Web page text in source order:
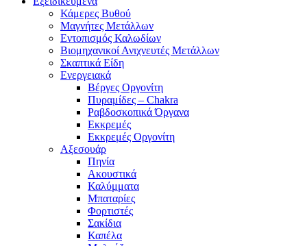
Κάμερες Βυθού
Μαγνήτες Μετάλλων
Εντοπισμός Καλωδίων
Βιομηχανικοί Ανιχνευτές Μετάλλων
Σκαπτικά Είδη
Ενεργειακά
Βέργες Οργονίτη
Πυραμίδες – Chakra
Ραβδοσκοπικά Όργανα
Εκκρεμές
Εκκρεμές Οργονίτη
Αξεσουάρ
Πηνία
Ακουστικά
Καλύμματα
Μπαταρίες
Φορτιστές
Σακίδια
Καπέλα